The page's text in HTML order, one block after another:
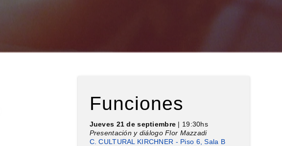
Funciones
Jueves 21 de septiembre | 19:30hs
Presentación y diálogo Flor Mazzadi
C. CULTURAL KIRCHNER - Piso 6, Sala B